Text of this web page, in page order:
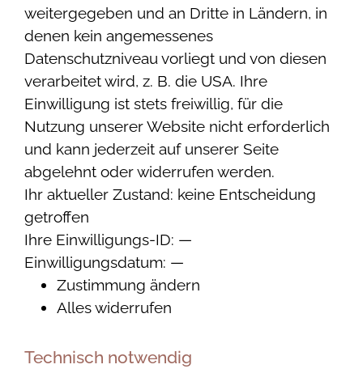
weitergegeben und an Dritte in Ländern, in
denen kein angemessenes
Datenschutzniveau vorliegt und von diesen
verarbeitet wird, z. B. die USA. Ihre
Einwilligung ist stets freiwillig, für die
Nutzung unserer Website nicht erforderlich
und kann jederzeit auf unserer Seite
abgelehnt oder widerrufen werden.
Ihr aktueller Zustand: keine Entscheidung
getroffen
Ihre Einwilligungs-ID: —
Einwilligungsdatum: —
Zustimmung ändern
Alles widerrufen
Technisch notwendig